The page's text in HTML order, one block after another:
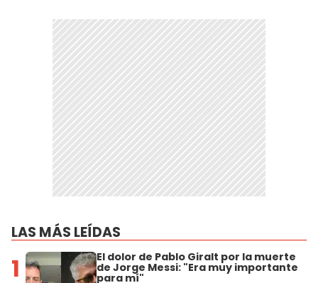
LAS MÁS LEÍDAS
1 El dolor de Pablo Giralt por la muerte
de Jorge Messi: "Era muy importante
para mí"